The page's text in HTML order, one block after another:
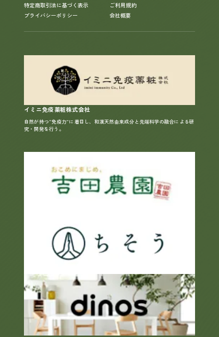
特定商取引法に基づく表示
プライバシーポリシー
ご利用規約
会社概要
イミニ免疫薬粧株式会社
自然が持つ“免疫力”に着目し、和漢天然由来成分と先端科学の融合による研
究・開発を行う。